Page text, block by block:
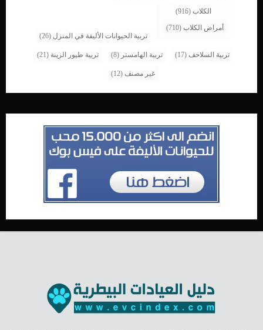
الكلاب (916)
أمراض الكلاب (710)
تربية الحيوانات الأليفة في المنزل (26)
تربية السلاحف (17) تربية الهامستر (8) تربية طيور الزينة (21)
غير مصنف (12)